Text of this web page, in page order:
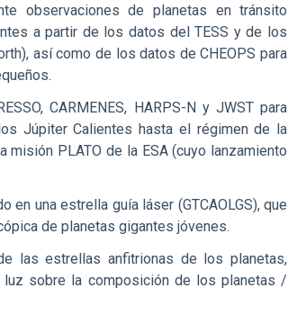
observaciones de planetas en tránsito
a partir de los datos del TESS y de los
así como de los datos de CHEOPS para
CARMENES, HARPS-N y JWST para
Júpiter Calientes hasta el régimen de la
PLATO de la ESA (cuyo lanzamiento
en una estrella guía láser (GTCAOLGS), que
de planetas gigantes jóvenes.
las estrellas anfitrionas de los planetas,
luz sobre la composición de los planetas /